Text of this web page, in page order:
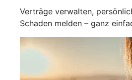
Verträge verwalten,
Schaden melden – ganz